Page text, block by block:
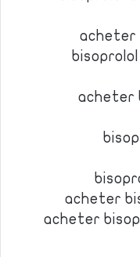
acheter
acheter
acheter
acheter